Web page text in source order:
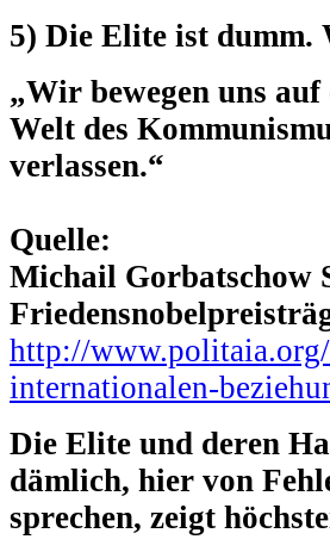
5) Die Elite ist dumm.
„Wir bewegen uns
Welt des
verlassen.“
Quelle:
Michail Gorbatschow
http://
internationalen-
Die Elite und deren
dämlich, hier von
sprechen, zeigt